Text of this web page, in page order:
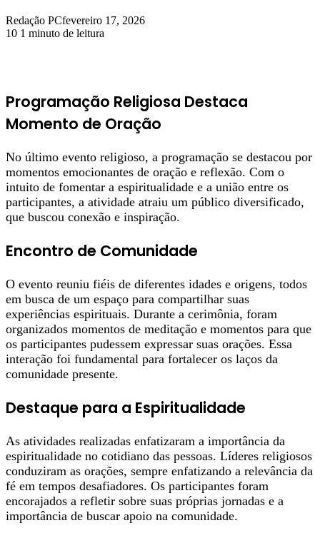
Redação PCfevereiro 17, 2026
10 1 minuto de leitura
Programação Religiosa Destaca
Momento de Oração
No último evento religioso, a programação se destacou por
momentos emocionantes de oração e reflexão. Com o
intuito de fomentar a espiritualidade e a união entre os
participantes, a atividade atraiu um público diversificado,
que buscou conexão e inspiração.
Encontro de Comunidade
O evento reuniu fiéis de diferentes idades e origens, todos
em busca de um espaço para compartilhar suas
experiências espirituais. Durante a cerimônia, foram
organizados momentos de meditação e momentos para que
os participantes pudessem expressar suas orações. Essa
interação foi fundamental para fortalecer os laços da
comunidade presente.
Destaque para a Espiritualidade
As atividades realizadas enfatizaram a importância da
espiritualidade no cotidiano das pessoas. Líderes religiosos
conduziram as orações, sempre enfatizando a relevância da
fé em tempos desafiadores. Os participantes foram
encorajados a refletir sobre suas próprias jornadas e a
importância de buscar apoio na comunidade.